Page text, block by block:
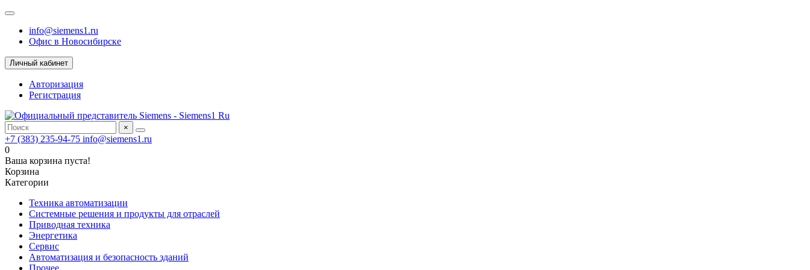
info@siemens1.ru
Офис в Новосибирске
Личный кабинет
Авторизация
Регистрация
×
+7 (383) 235-94-75 info@siemens1.ru
0
Ваша корзина пуста!
Корзина
Категории
Техника автоматизации
Системные решения и продукты для отраслей
Приводная техника
Энергетика
Сервис
Автоматизация и безопасность зданий
Прочее